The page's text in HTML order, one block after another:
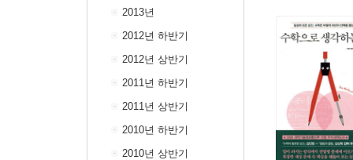
2013년
2012년 하반기
2012년 상반기
2011년 하반기
2011년 상반기
2010년 하반기
2010년 상반기